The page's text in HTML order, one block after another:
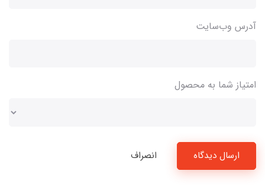
آدرس وب‌سایت
امتیاز شما به محصول
ارسال دیدگاه انصراف